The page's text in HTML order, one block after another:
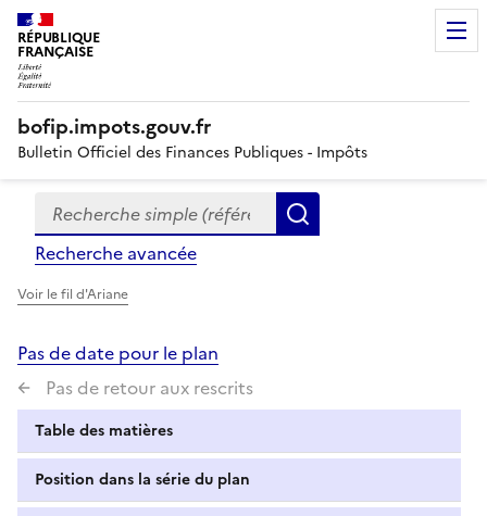
RÉPUBLIQUE
FRANÇAISE
bofip.impots.gouv.fr
Bulletin Officiel des Finances Publiques - Impôts
Formulaire
de
recherche
Recherche simple (références, mots clés, partie du
Recherche avancée
Voir le fil d'Ariane
Pas de date pour le plan
Pas de retour aux rescrits
Table des matières
Position dans la série du plan